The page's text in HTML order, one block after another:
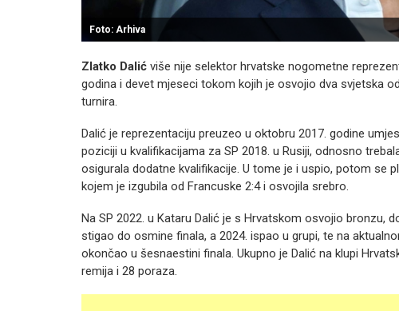
Foto: Arhiva
Zlatko Dalić više nije selektor hrvatske nogometne
godina i devet mjeseci tokom kojih je osvojio dva svjetska
turnira.
Dalić je reprezentaciju preuzeo u oktobru 2017. godine
poziciji u kvalifikacijama za SP 2018. u Rusiji, odnosno
osigurala dodatne kvalifikacije. U tome je i uspio, potom se
kojem je izgubila od Francuske 2:4 i osvojila srebro.
Na SP 2022. u Kataru Dalić je s Hrvatskom osvojio bronzu,
stigao do osmine finala, a 2024. ispao u grupi, te na
okončao u šesnaestini finala. Ukupno je Dalić na klupi
remija i 28 poraza.